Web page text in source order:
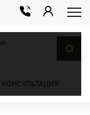
КОНСУЛЬТАЦИЯ